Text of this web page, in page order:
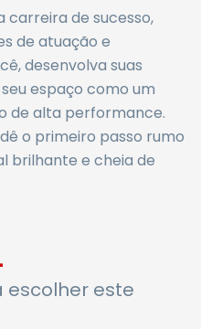
de sucesso,
de atuação e
desenvolva suas
espaço como um
de alta performance.
o primeiro passo rumo
brilhante e cheia de
escolher este